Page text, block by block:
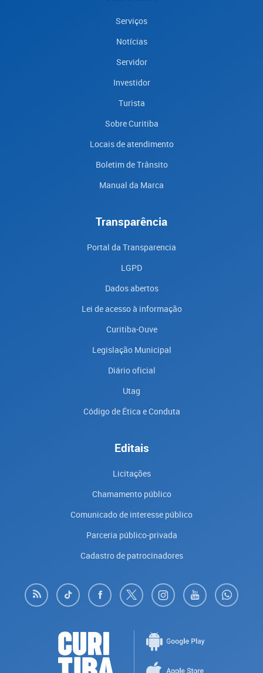
Serviços
Notícias
Servidor
Investidor
Turista
Sobre Curitiba
Locais de atendimento
Boletim de Trânsito
Manual da Marca
Transparência
Portal da Transparencia
LGPD
Dados abertos
Lei de acesso à informação
Curitiba-Ouve
Legislação Municipal
Diário oficial
Utag
Código de Ética e Conduta
Editais
Licitações
Chamamento público
Comunicado de interesse público
Parceria público-privada
Cadastro de patrocinadores